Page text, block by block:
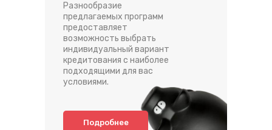
Разнообразие
предлагаемых программ
предоставляет
возможность выбрать
индивидуальный вариант
кредитования с наиболее
подходящими для вас
условиями.
Подробнее